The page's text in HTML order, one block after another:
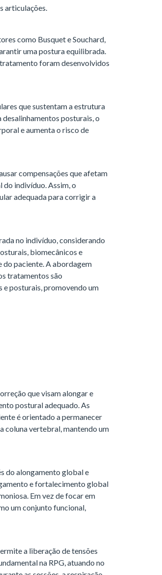
articulações.
como Busquet e Souchard,
uma postura equilibrada.
foram desenvolvidos
que sustentam a estrutura
posturais, o
e aumenta o risco de
compensações que afetam
indivíduo. Assim, o
adequada para corrigir a
no indivíduo, considerando
biomecânicos e
do paciente. A abordagem
tratamentos são
posturais, promovendo um
que visam alongar e
postural adequado. As
é orientado a permanecer
coluna vertebral, mantendo um
do alongamento global e
e fortalecimento global
Em vez de focar em
um conjunto funcional,
a liberação de tensões
na RPG, atuando no